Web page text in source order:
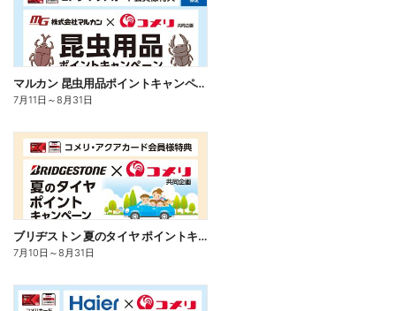
マルカン 昆虫用品ポイントキャンペーン
7月11日 ～8月31日
ブリヂストン 夏のタイヤ ポイントキャンペーン
7月10日 ～8月31日